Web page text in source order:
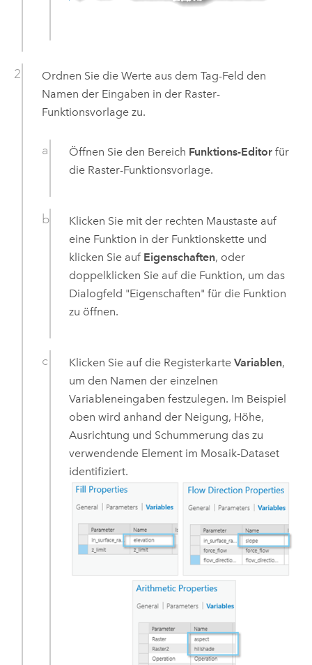
Ordnen Sie die Werte aus dem Tag-Feld den
Namen der Eingaben in der Raster-
Funktionsvorlage zu.
Öffnen Sie den Bereich Funktions-Editor für
die Raster-Funktionsvorlage.
Klicken Sie mit der rechten Maustaste auf
eine Funktion in der Funktionskette und
klicken Sie auf Eigenschaften, oder
doppelklicken Sie auf die Funktion, um das
Dialogfeld "Eigenschaften" für die Funktion
zu öffnen.
Klicken Sie auf die RegisterkarteVariablen,
um den Namen der einzelnen
Variableneingaben festzulegen. Im Beispiel
oben wird anhand der Neigung, Höhe,
Ausrichtung und Schummerung das zu
verwendende Element im Mosaik-Dataset
identifiziert.